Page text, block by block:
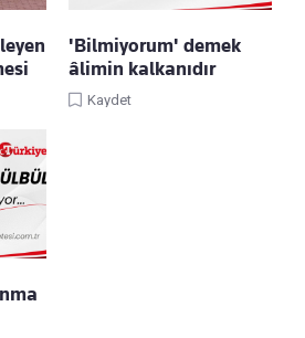
'Bilmiyorum' demek
âlimin kalkanıdır
Kaydet